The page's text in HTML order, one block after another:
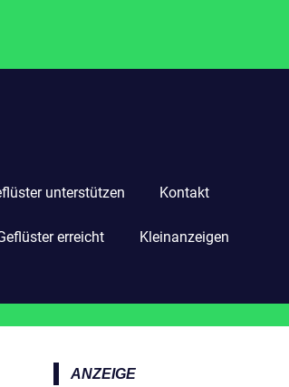
unterstützen Kontakt
erreicht Kleinanzeigen
ANZEIGE